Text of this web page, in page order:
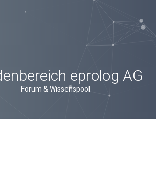
eprolog AG
Forum & Wissenspool